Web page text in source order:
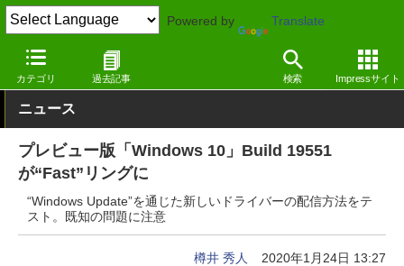
Powered by Translate
カテゴリ 過去記事 検索 Impressサイト
窓の杜 システム・ファイル Windows
ニュース
プレビュー版「Windows 10」Build 19551
が“Fast”リングに
“Windows Update”を通じた新しいドライバーの配信方法をテ
スト。既知の問題に注意
樽井 秀人 2020年1月24日 13:27